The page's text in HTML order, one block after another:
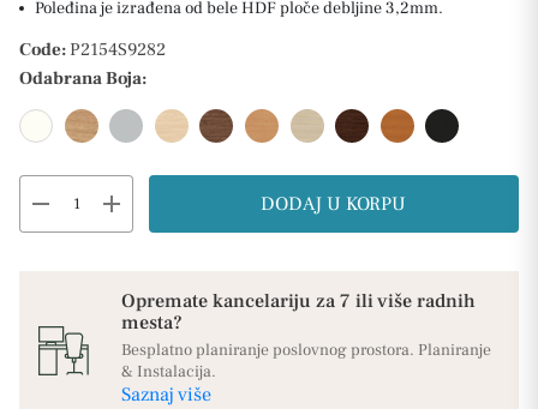
Poleđina je izrađena od bele HDF ploče debljine 3,2mm.
Code: P2154S9282
Odabrana Boja:
remove add DODAJ U KORPU
Opremate kancelariju za 7 ili više radnih
mesta?
Besplatno planiranje poslovnog prostora. Planiranje
& Instalacija.
Saznaj više